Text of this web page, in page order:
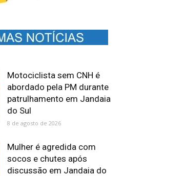
Motociclista sem CNH é
abordado pela PM durante
patrulhamento em Jandaia
do Sul
8 de agosto de 2026
Mulher é agredida com
socos e chutes após
discussão em Jandaia do